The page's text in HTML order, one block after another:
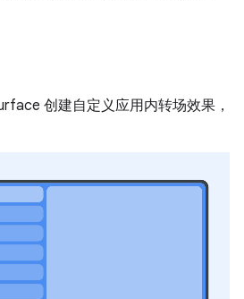
创建自定义应用内转场效果，